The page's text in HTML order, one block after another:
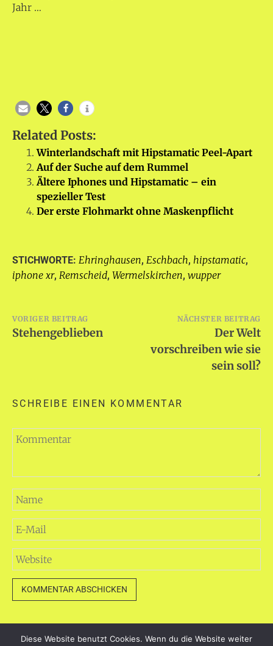
Jahr …
Related Posts:
Winterlandschaft mit Hipstamatic Peel-Apart
Auf der Suche auf dem Rummel
Ältere Iphones und Hipstamatic – ein
spezieller Test
Der erste Flohmarkt ohne Maskenpflicht
STICHWORTE: Ehringhausen, Eschbach, hipstamatic,
iphone xr, Remscheid, Wermelskirchen, wupper
Beitragsnavigation
VORIGER BEITRAG
Stehengeblieben
NÄCHSTER BEITRAG
Der Welt
vorschreiben wie sie
sein soll?
SCHREIBE EINEN KOMMENTAR
Diese Website benutzt Cookies. Wenn du die Website weiter